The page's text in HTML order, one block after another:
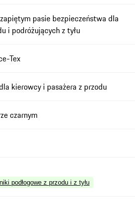
pasie bezpieczeństwa dla
i podróżujących z tyłu
Tex
kierowcy i pasażera z przodu
czarnym
podłogowe z przodu i z tyłu